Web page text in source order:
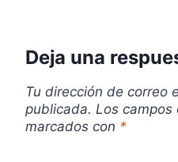
r
a
d
Deja una
Tu dirección de correo
publicada. Los campos
marcados con *